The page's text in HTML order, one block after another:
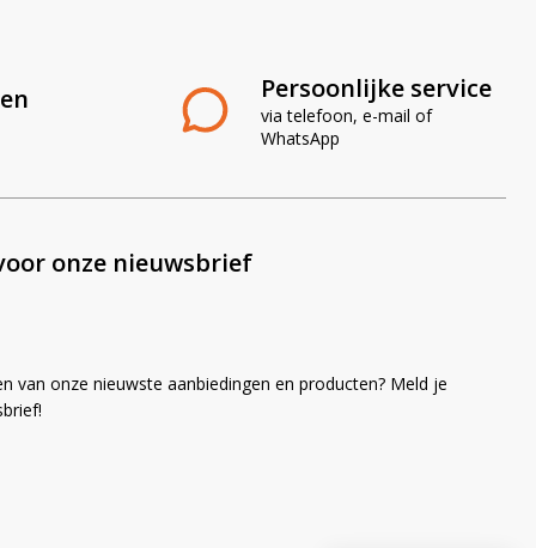
Persoonlijke service
via telefoon, e-mail of
WhatsApp
onze nieuwsbrief
van onze nieuwste aanbiedingen en producten? Meld je